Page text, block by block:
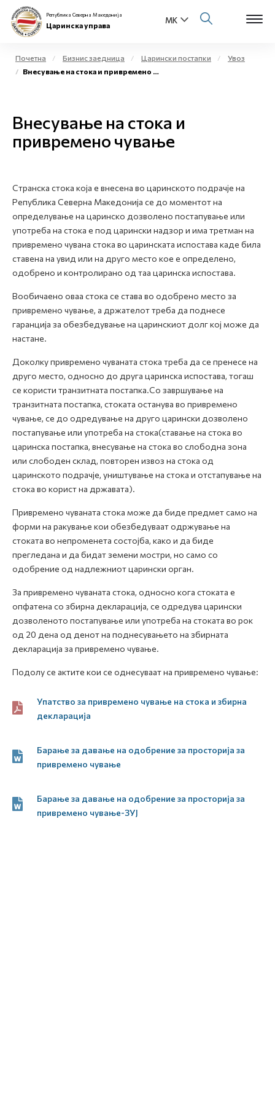
Физички лица
Бизнис заедница
Контакт
Е-Весник
Република Северна Македонија
Царинска управа
Почетна Бизнис заедница Царински постапки
Увоз
Внесување на стока и привремено чување
Внесување на стока и
привремено чување
Странска стока која е внесена во царинското подрачје на
Република Северна Македонија се до моментот на
определување на царинско дозволено постапување или
употреба на стока е под царински надзор и има третман на
привремено чувана стока во царинската испостава каде била
ставена на увид или на друго место кое е определено,
одобрено и контролирано од таа царинска испостава.
Вообичаено оваа стока се става во одобрено место за
привремено чување, а држателот треба да поднесе
гаранција за обезбедување на царинскиот долг кој може да
настане.
Доколку привремено чуваната стока треба да се пренесе на
друго место, односно до друга царинска испостава, тогаш
се користи транзитната постапка.Со завршување на
транзитната постапка, стоката останува во привремено
чување, се до одредување на друго царински дозволено
постапување или употреба на стока(ставање на стока во
царинска постапка, внесување на стока во слободна зона
или слободен склад, повторен извоз на стока од
царинското подрачје, уништување на стока и отстапување на
стока во корист на државата).
Привремено чуваната стока може да биде предмет само на
форми на ракување кои обезбедуваат одржување на
стоката во непроменета состојба, како и да биде
прегледана и да бидат земени мостри, но само со
одобрение од надлежниот царински орган.
За привремено чуваната стока, односно кога стоката е
опфатена со збирна декларација, се одредува царински
дозволеното постапување или употреба на стоката во рок
од 20 дена од денот на поднесувањето на збирната
декларација за привремено чување.
Подолу се актите кои се однесуваат на привремено чување:
Упатство за привремено чување на стока и збирна
декларација
Барање за давање на одобрение за просторија за
привремено чување
Барање за давање на одобрение за просторија за
привремено чување-ЗУЈ